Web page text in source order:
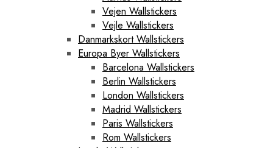
Vejen Wallstickers
Vejle Wallstickers
Danmarkskort Wallstickers
Europa Byer Wallstickers
Barcelona Wallstickers
Berlin Wallstickers
London Wallstickers
Madrid Wallstickers
Paris Wallstickers
Rom Wallstickers